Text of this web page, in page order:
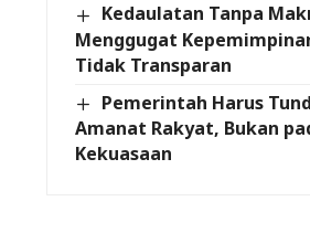
Kedaulatan Tanpa
Menggugat
Tidak Transparan
Pemerintah Harus
Amanat Rakyat, Bukan
Kekuasaan